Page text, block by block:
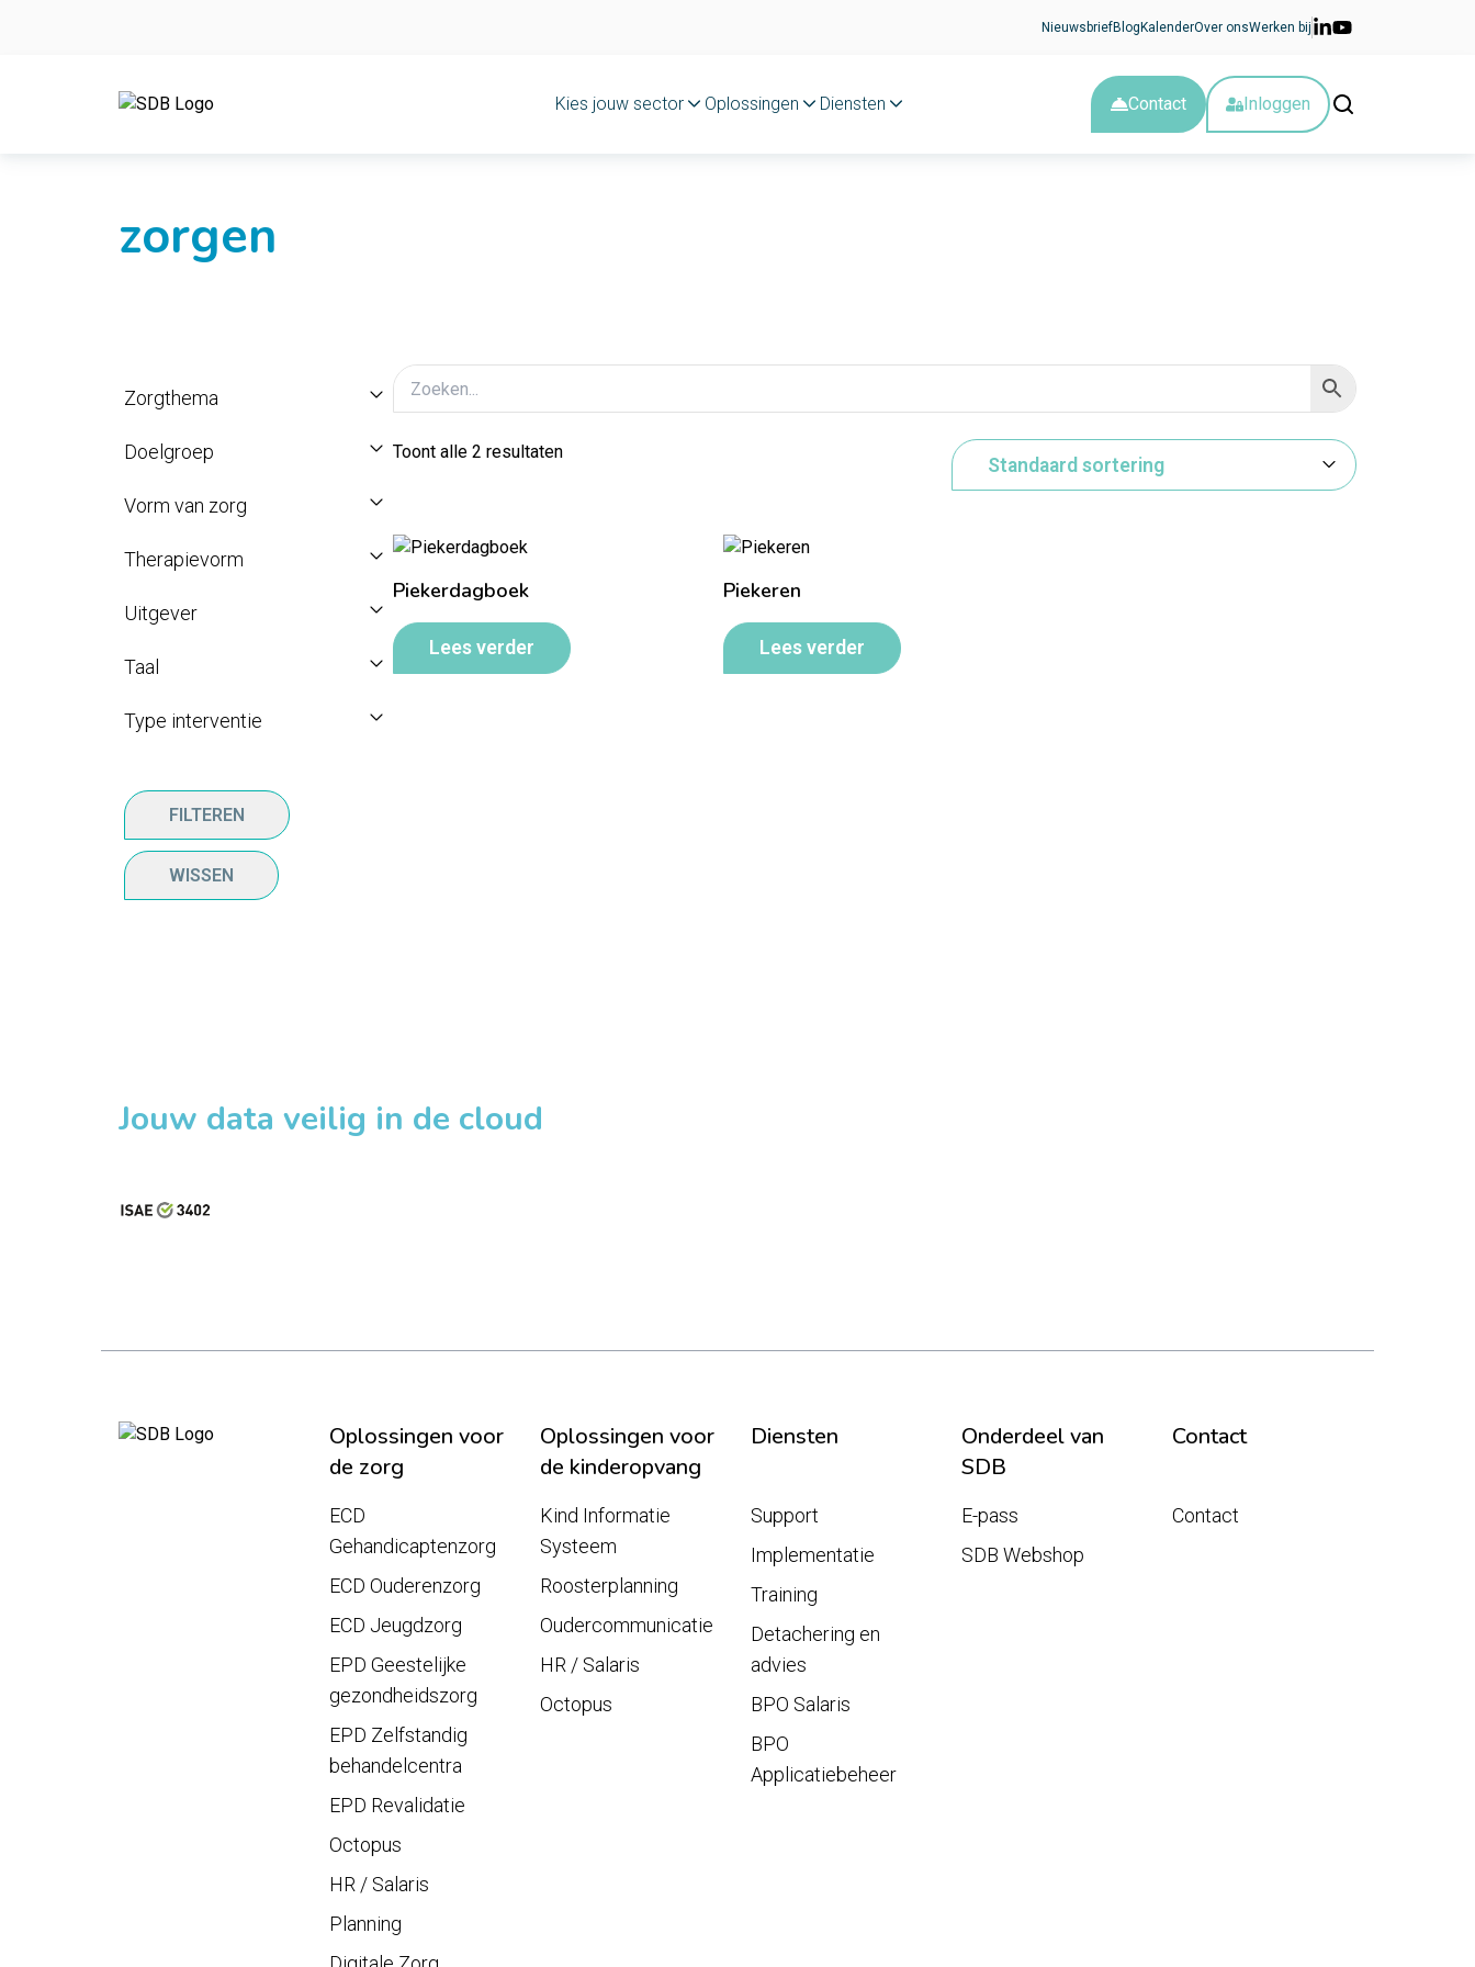
NieuwsbriefBlog KalenderOver onsWerken bij
Kies jouw sector Oplossingen Diensten Contact Inloggen
zorgen
Zorgthema
Doelgroep
Vorm van zorg
Therapievorm
Uitgever
Taal
Type interventie
FILTEREN
WISSEN
Toont alle 2 resultaten
Piekerdagboek
Lees verder
Piekeren
Lees verder
Jouw data veilig in de cloud
Oplossingen voor
de zorg
Oplossingen voor
de kinderopvang
Diensten
Onderdeel van
SDB
Contact
ECD
Gehandicaptenzorg
ECD Ouderenzorg
ECD Jeugdzorg
EPD Geestelijke
gezondheidszorg
EPD Zelfstandig
behandelcentra
EPD Revalidatie
Octopus
HR / Salaris
Planning
Kind Informatie
Systeem
Roosterplanning
Oudercommunicatie
HR / Salaris
Octopus
Support
Implementatie
Training
Detachering en
advies
BPO Salaris
BPO
Applicatiebeheer
E-pass
SDB Webshop
Contact